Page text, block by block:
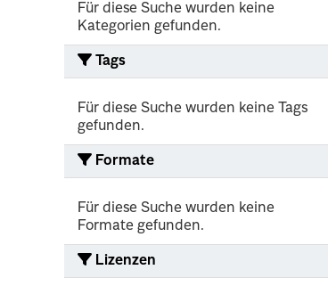
Für diese Suche wurden keine
Kategorien gefunden.
Tags
Für diese Suche wurden keine Tags
gefunden.
Formate
Für diese Suche wurden keine
Formate gefunden.
Lizenzen